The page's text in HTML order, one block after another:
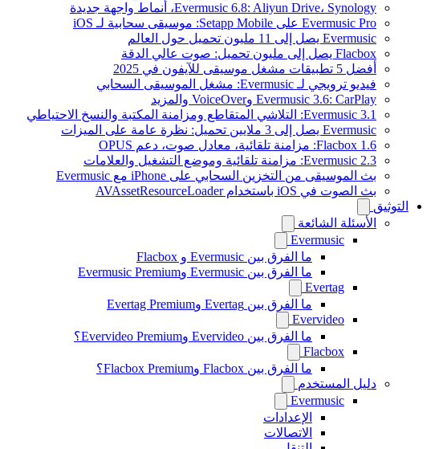
Evermusic 6.8: Aliyun Drive، Synology، أنماط واجهة جديدة
Evermusic Pro على Setapp Mobile: موسيقى سحابية لـ iOS
Evermusic يصل إلى 11 مليون تحميل حول العالم
Flacbox يصل إلى مليون تحميل: صوت عالي الدقة
أفضل 5 تطبيقات مشغل موسيقى للآيفون في 2025
فيديو ترويجي لـ Evermusic: مشغل الموسيقى السحابي
Evermusic 3.6: CarPlay وVoiceOver والمزيد
Evermusic 3.1: التلاشي المتقاطع ومزامنة المكتبة والنسخ الاحتياطي
Evermusic يصل إلى 3 ملايين تحميل: نظرة عامة على الميزات
Flacbox 1.6: مزامنة تلقائية، معادل صوت، دعم OPUS
Evermusic 2.3: مزامنة تلقائية وموضع التشغيل والعلامات
بث الموسيقى من التخزين السحابي على iPhone مع Evermusic
بث الصوت في iOS باستخدام AVAssetResourceLoader
التوثيق
الأسئلة الشائعة
Evermusic
ما الفرق بين Evermusic و Flacbox
ما الفرق بين Evermusic وEvermusic Premium
Evertag
ما الفرق بين Evertag وEvertag Premium
Evervideo
ما الفرق بين Evervideo وEvervideo Premium؟
Flacbox
ما الفرق بين Flacbox وFlacbox Premium؟
دليل المستخدم
Evermusic
الإعدادات
الاتصالات